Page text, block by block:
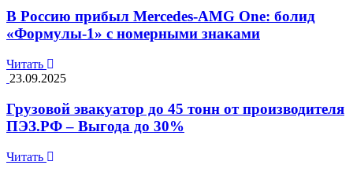
В Россию прибыл Mercedes-AMG One: болид
«Формулы-1» с номерными знаками
Читать
23.09.2025
Грузовой эвакуатор до 45 тонн от производителя
ПЭЗ.РФ – Выгода до 30%
Читать